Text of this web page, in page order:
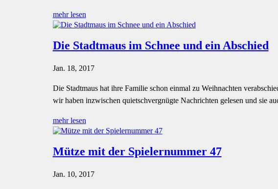
mehr lesen
Die Stadtmaus im Schnee und ein Abschied
Jan. 18, 2017
Die Stadtmaus hat ihre Familie schon einmal zu Weihnachten
wir haben inzwischen quietschvergnügte Nachrichten gelesen und sie
mehr lesen
Mütze mit der Spielernummer 47
Jan. 10, 2017